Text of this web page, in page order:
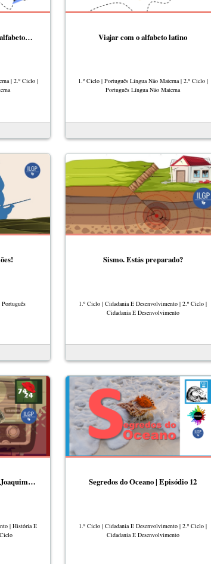
| 2.º Ciclo |
Viajar com o alfabeto latino
1.º Ciclo | Português Língua Não Materna | 2.º Ciclo |
Português Língua Não Materna
Sismo. Estás preparado?
1.º Ciclo | Cidadania E Desenvolvimento | 2.º Ciclo |
Cidadania E Desenvolvimento
Joaquim…
| História E
Segredos do Oceano | Episódio 12
1.º Ciclo | Cidadania E Desenvolvimento | 2.º Ciclo |
Cidadania E Desenvolvimento